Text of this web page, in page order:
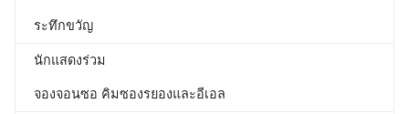
ระทึกขวัญ
นักแสดงร่วม
จองจอนซอ คิมซองรยองและอีเอล